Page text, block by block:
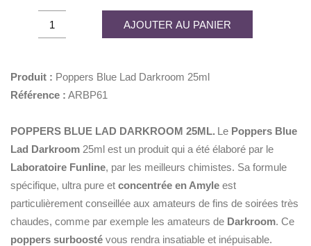
initialactuel
est :
Poppers
Blue
Darkroom
25ml
AJOUTER AU PANIER
Produit : Poppers Blue Lad Darkroom 25ml
Référence : ARBP61
POPPERS BLUE LAD DARKROOM 25ML. Le Poppers Blue
Lad Darkroom 25ml est un produit qui a été élaboré par le
Laboratoire Funline, par les meilleurs chimistes. Sa formule
spécifique, ultra pure et concentrée en Amyle est
particulièrement conseillée aux amateurs de fins de soirées très
chaudes, comme par exemple les amateurs de Darkroom. Ce
poppers surboosté vous rendra insatiable et inépuisable.